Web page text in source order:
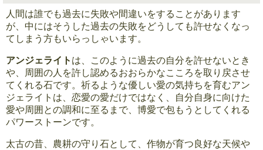
人間は誰でも過去に失敗や間違いをすることがあります
が、中にはそうした過去の失敗をどうしても許せなくなっ
てしまう方もいらっしゃいます。
アンジェライト は、このように過去の自分を許せないとき
や、周囲の人を許し認めるおおらかなこころを取り戻させ
てくれる石です。祈るような優しい愛の気持ちを育むアン
ジェライトは、恋愛の愛だけではなく、自分自身に向けた
愛や周囲との調和に至るまで、博愛で包もうとしてくれる
パワーストーンです。
太古の昔、農耕の守り石として、作物が育つ良好な天候や